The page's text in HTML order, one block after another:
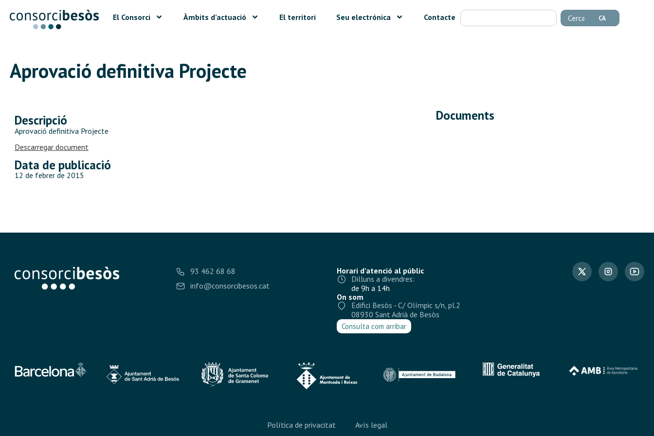
El Consorci Àmbits d’actuació El territori Seu electrónica Contacte Cerca CA
Aprovació definitiva Projecte
Descripció
Aprovació definitiva Projecte
Descarregar document
Data de publicació
12 de febrer de 2015
Documents
93 462 68 68
info@consorcibesos.cat
Horari d’atenció al públic
Dilluns a divendres:
de 9h a 14h
On som
Edifici Besòs - C/ Olímpic s/n, pl.2
08930 Sant Adrià de Besòs
Consulta com arribar
Política de privacitat Avís legal